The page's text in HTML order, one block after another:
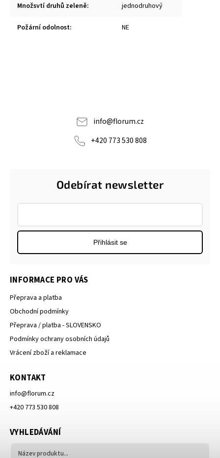
Množsvtí druhů zeleně: jednodruhový
Požární odolnost: NE
info@florum.cz
+420 773 530 808
Odebírat newsletter
Přihlásit se
INFORMACE PRO VÁS
Přeprava a platba
Obchodní podmínky
Přeprava / platba - SLOVENSKO
Podmínky ochrany osobních údajů
Vrácení zboží a reklamace
KONTAKT
info@florum.cz
+420 773 530 808
VYHLEDÁVÁNÍ